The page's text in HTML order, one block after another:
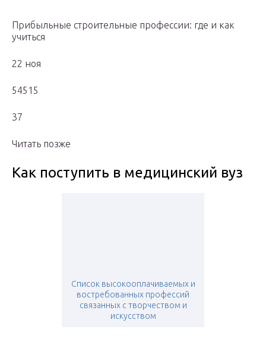
Прибыльные строительные профессии: где и как
учиться
22 ноя
54515
37
Читать позже
Как поступить в медицинский вуз
Список высокооплачиваемых и
востребованных профессий
связанных с творчеством и
искусством